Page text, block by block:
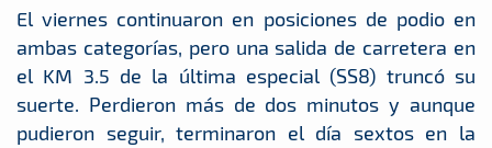
El viernes continuaron en posiciones de podio en
ambas categorías, pero una salida de carretera en
el KM 3.5 de la última especial (SS8) truncó su
suerte. Perdieron más de dos minutos y aunque
pudieron seguir, terminaron el día sextos en la